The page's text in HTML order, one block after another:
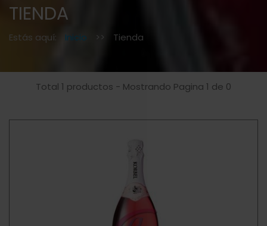
TIENDA
Estás aquí: Inicio >> Tienda
Total 1 productos - Mostrando Pagina 1 de 0